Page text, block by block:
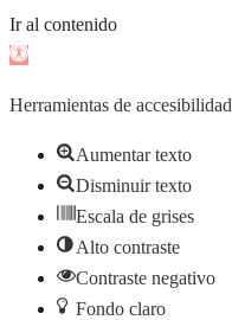
Ir al contenido
Abrir
de
herramientas
Herramientas de accesibilidad
Aumentar texto
Disminuir texto
Escala de grises
Alto contraste
Contraste negativo
Fondo claro